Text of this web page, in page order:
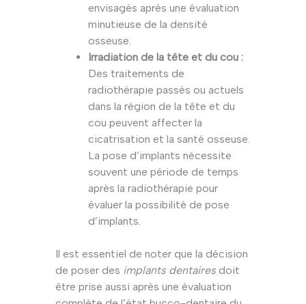
envisagés après une évaluation
minutieuse de la densité
osseuse.
Irradiation de la tête et du cou :
Des traitements de
radiothérapie passés ou actuels
dans la région de la tête et du
cou peuvent affecter la
cicatrisation et la santé osseuse.
La pose d’implants nécessite
souvent une période de temps
après la radiothérapie pour
évaluer la possibilité de pose
d’implants.
Il est essentiel de noter que la décision
de poser des implants dentairesdoit
être prise aussi après une évaluation